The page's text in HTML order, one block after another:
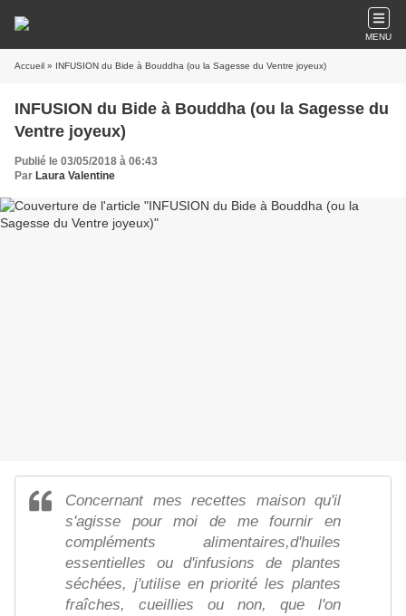
MENU
Accueil » INFUSION du Bide à Bouddha (ou la Sagesse du Ventre joyeux)
INFUSION du Bide à Bouddha (ou la Sagesse du
Ventre joyeux)
Publié le 03/05/2018 à 06:43
Par Laura Valentine
Concernant mes recettes maison qu'il
s'agisse pour moi de me fournir en
compléments alimentaires,d'huiles
essentielles ou d'infusions de plantes
séchées, j'utilise en priorité les plantes
fraîches, cueillies ou non, que l'on